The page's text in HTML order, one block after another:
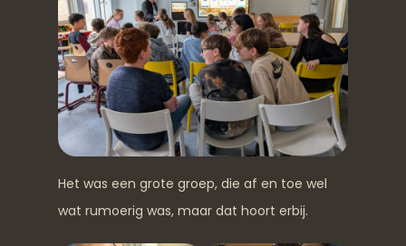
Het was een grote groep, die af en toe wel
wat rumoerig was, maar dat hoort erbij.